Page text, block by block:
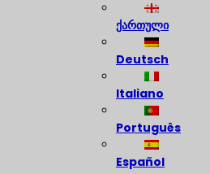
ქართული
Deutsch
Italiano
Português
Español